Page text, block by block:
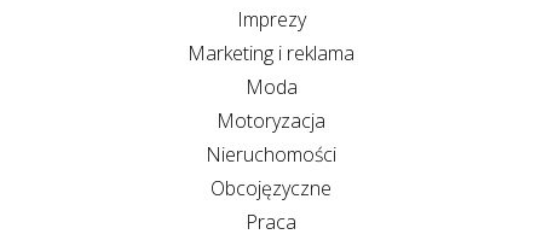
Imprezy
Marketing i reklama
Moda
Motoryzacja
Nieruchomości
Obcojęzyczne
Praca